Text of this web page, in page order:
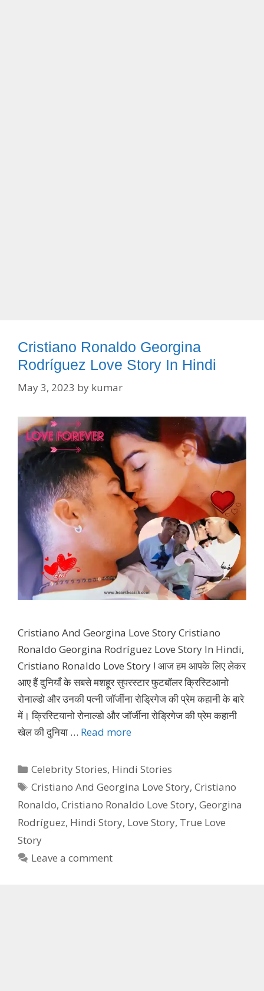
Cristiano Ronaldo Georgina
Rodríguez Love Story In Hindi
May 3, 2023 by kumar
Cristiano And Georgina Love Story Cristiano
Ronaldo Georgina Rodríguez Love Story In Hindi,
Cristiano Ronaldo Love Story ! आज हम आपके लिए लेकर
आए हैं दुनियाँ के सबसे मशहूर सुपरस्टार फुटबॉलर क्रिस्टिआनो
रोनाल्डो और उनकी पत्नी जॉर्जीना रोड्रिगेज की प्रेम कहानी के बारे
में। क्रिस्टियानो रोनाल्डो और जॉर्जीना रोड्रिगेज की प्रेम कहानी
खेल की दुनिया … Read more
Categories
Celebrity Stories, Hindi Stories
Tags
Cristiano And Georgina Love Story,Cristiano
Ronaldo, Cristiano Ronaldo Love Story, Georgina
Rodríguez, Hindi Story, Love Story, True Love
Story
Leave a comment